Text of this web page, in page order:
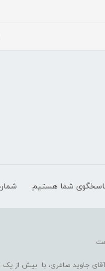
جاوید صاغری، با بیش از یک